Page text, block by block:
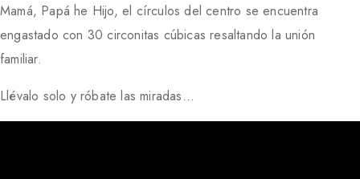
Mamá, Papá he Hijo, el círculos del centro se encuentra
engastado con 30 circonitas cúbicas resaltando la unión
familiar.
Llévalo solo y róbate las miradas…